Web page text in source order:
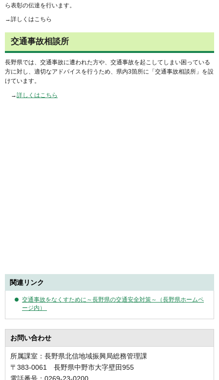
ら表彰の伝達を行います。
→詳しくはこちら
交通事故相談所
長野県では、交通事故に遭われた方や、交通事故を起こしてしまい困っている
方に対し、適切なアドバイスを行うため、県内3箇所に「交通事故相談所」を設
けています。
→詳しくはこちら
関連リンク
交通事故をなくすために～長野県の交通安全対策～（長野県ホームペ
ージ内）
お問い合わせ
所属課室：長野県北信地域振興局総務管理課
〒383-0061 長野県中野市大字壁田955